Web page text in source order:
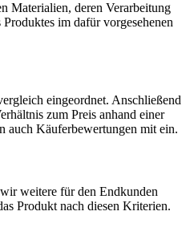
Materialien, deren Verarbeitung
im dafür vorgesehenen
eingeordnet. Anschließend
zum Preis anhand einer
auch Käuferbewertungen mit ein.
weitere für den Endkunden
Produkt nach diesen Kriterien.